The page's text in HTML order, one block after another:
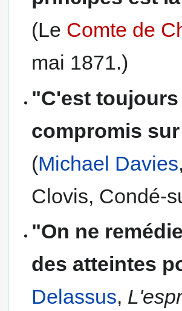
(Le Comte de
mai 1871.)
"C'est
compromis
(Michael Davies
Clovis, Condé-
"On ne
des atteintes
Delassus,